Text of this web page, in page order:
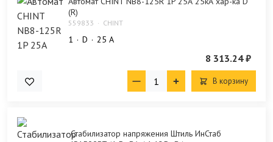
(R)
559833 CHINT
1 D 25 А
8 313.24 ₽
В корзину
Стабилизатор напряжения Штиль ИнСтаб